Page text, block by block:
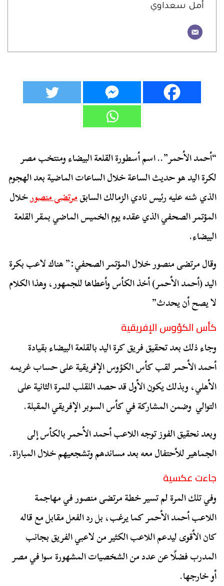
أمل سعداوي
“أحمد الأحمر”.. اسم أسطورة القلعة البيضاء ومنتخب مصر
لكرة اليد هو حديث الساعة خلال الساعات الماضية بعد الهجوم
الذي شنه عليه رئيس نادي الزمالك السابقمرتضى منصورخلال
المؤتمر الصحفي الذي عقده يوم الخميس الماضي بمقر القلعة
البيضاء.
وقال مرتضى منصور خلال المؤتمر الصحفي:” هناك لاعب بكرة
اليد (أحمد الأحمر) أخذ الكأس وأعطاها للجمهور، وهذا الكلام
لا يصح أن يحدث”
كأس الكؤوس الإفريقية
وجاء ذلك بعد تحقيق فريق كرة اليد بالقلعة البيضاء بقيادة
أحمد الأحمر لقب كأس الكؤوس الإفريقية على حساب غريمه
الأهلي، وبذلك يكون الأول قد حصد اللقلب للمرة الثانية على
التوالي وضمن المشاركة في كأس السوبر الإفريقي المقبلة.
وبعد نحقيق الفوز توجه اللاعب أحمد الأحمر بالكأس إلى
الجماهير للأحتفال معه بعد مساندهم وتشجعيهم خلال المباراة.
جاءت عكسية
وفي تلك المرة لم تسير خطة مرتضى منصور في مهاجمة
اللاعب أحمد الأحمر كما يرغب، بل رد الفعل مقابل مع قاله
كان الأقوى ليدعم اللاعب الكثير من لاعبي الفريق بجانب
المدرب فضلًا عن عدد من الشخصيات المشهورة سوا في مصر
أو خارجها.